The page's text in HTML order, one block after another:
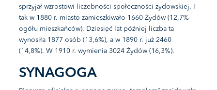
sprzyjał wzrostowi liczebności społeczności żydowskiej. I
tak w 1880 r. miasto zamieszkiwało 1660 Żydów (12,7%
ogółu mieszkańców). Dziesięć lat później liczba ta
wynosiła 1877 osób (13,6%), a w 1890 r. już 2460
(14,8%). W 1910 r. wymienia 3024 Żydów (16,3%).
SYNAGOGA